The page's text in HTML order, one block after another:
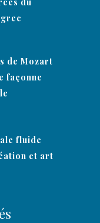
de Mozart
façonne
fluide
et art